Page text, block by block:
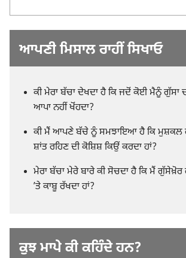
ਆਪਣੀ ਮਿਸਾਲ ਰਾਹੀਂ ਸਿਖਾਓ
ਕੀ ਮੇਰਾ ਬੱਚਾ ਦੇਖਦਾ ਹੈ ਕਿ ਜਦੋਂ ਕੋਈ ਮੈਨੂੰ ਗੁੱਸਾ
ਆਪਾ ਨਹੀਂ ਖੋਂਹਦਾ?
ਕੀ ਮੈਂ ਆਪਣੇ ਬੱਚੇ ਨੂੰ ਸਮਝਾਇਆ ਹੈ ਕਿ ਮੁਸ਼ਕਲ
ਸ਼ਾਂਤ ਰਹਿਣ ਦੀ ਕੋਸ਼ਿਸ਼ ਕਿਉਂ ਕਰਦਾ ਹਾਂ?
ਮੇਰਾ ਬੱਚਾ ਮੇਰੇ ਬਾਰੇ ਕੀ ਸੋਚਦਾ ਹੈ ਕਿ ਮੈਂ
ʼਤੇ ਕਾਬੂ ਰੱਖਦਾ ਹਾਂ?
ਕੁਝ ਮਾਪੇ ਕੀ ਕਹਿੰਦੇ ਹਨ?